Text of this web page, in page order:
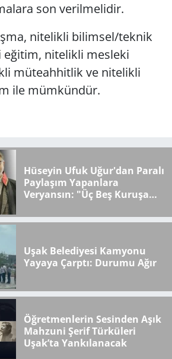
son verilmelidir.
nitelikli bilimsel/teknik
nitelikli mesleki
müteahhitlik ve nitelikli
ile mümkündür.
Hüseyin Ufuk Uğur'dan Paralı
Paylaşım Yapanlara
Veryansın: "Üç Beş Kuruşa
Medya..."
Uşak Belediyesi Kamyonu
Yayaya Çarptı: Durumu Ağır
Öğretmenlerin Sesinden Aşık
Mahzuni Şerif Türküleri
Uşak’ta Yankılanacak